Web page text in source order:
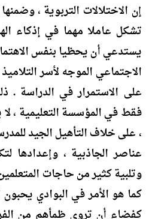
إن الاختلالات التربوية ،
تشكل عاملا مهما في إذكاء
يستدعي أن يحظيا بنفس
الاجتماعي الموجه لأسر
على الاستمرار في الدراسة .
فقط في المؤسسة التعليمية ، لا
، على خلاف التأهيل الجيد
عناصر الجاذبية ، وإعدادها
وتلبية كثير من حاجات
كما هو الأمر في البوادي
كفضاء أن تروي ظمأهم من